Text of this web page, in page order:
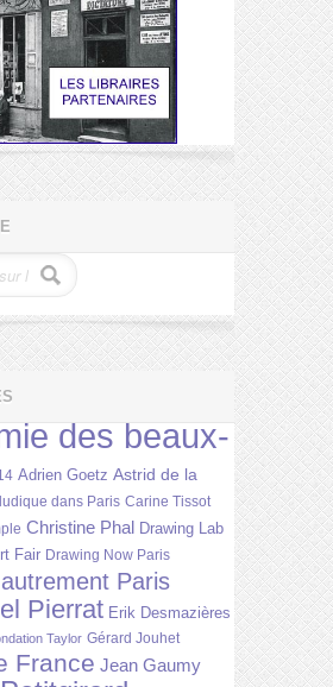
des beaux-
Adrien Goetz Astrid de la
dans Paris Carine Tissot
Christine Phal Drawing Lab
Fair Drawing Now Paris
Paris
Pierrat Erik Desmazières
Taylor Gérard Jouhet
France Jean Gaumy